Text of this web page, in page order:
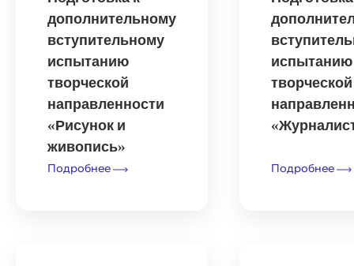
дополнительному
вступительному
испытанию
творческой
направленности
«Рисунок и
живопись»
Подробнее
испытанию
творческой
Подробнее